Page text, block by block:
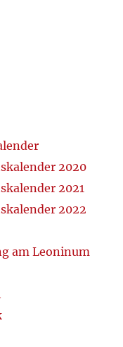
2020
2021
2022
am Leoninum